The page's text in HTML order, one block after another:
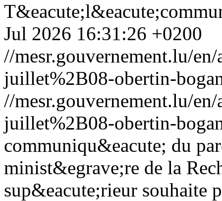
Jul 2026 16:31:26 +0200
//mesr.gouvernement.lu/
juillet%2B08-obertin-
//mesr.gouvernement.lu/
juillet%2B08-obertin-
communiqu&eacute; du
minist&egrave;re de la
sup&eacute;rieur souhaite